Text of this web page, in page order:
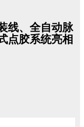
线、全自动脉
点胶系统亮相